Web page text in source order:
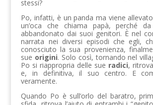
stessi?
Po, infatti, è un panda ma viene
un’oca che chiama papà, perché
abbandonato dai suoi genitori. È nel
narrata nei diversi episodi che egli,
conosciuto la sua provenienza,
sue origini. Solo così, tornando nel
Po si riappropria delle sue radici,
e, in definitiva, il suo centro. E
veramente.
Quando Po è sull’orlo del baratro,